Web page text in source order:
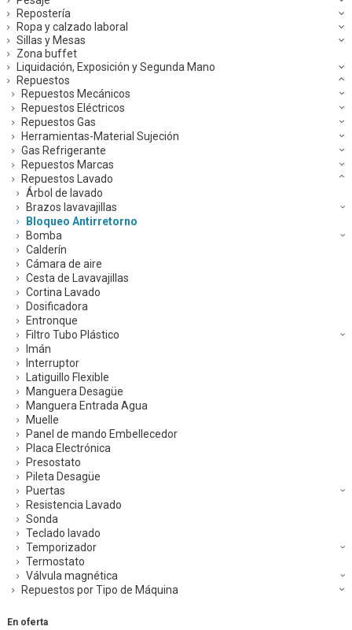
Repostería
Ropa y calzado laboral
Sillas y Mesas
Zona buffet
Liquidación, Exposición y Segunda Mano
Repuestos
Repuestos Mecánicos
Repuestos Eléctricos
Repuestos Gas
Herramientas-Material Sujeción
Gas Refrigerante
Repuestos Marcas
Repuestos Lavado
Árbol de lavado
Brazos lavavajillas
Bloqueo Antirretorno
Bomba
Calderín
Cámara de aire
Cesta de Lavavajillas
Cortina Lavado
Dosificadora
Entronque
Filtro Tubo Plástico
Imán
Interruptor
Latiguillo Flexible
Manguera Desagüe
Manguera Entrada Agua
Muelle
Panel de mando Embellecedor
Placa Electrónica
Presostato
Pileta Desagüe
Puertas
Resistencia Lavado
Sonda
Teclado lavado
Temporizador
Termostato
Válvula magnética
Repuestos por Tipo de Máquina
En oferta